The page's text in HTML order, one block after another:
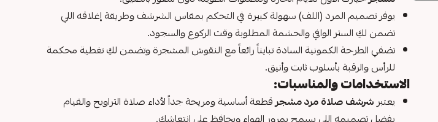
يوفر تصميم المرد (اللف) سهولة كبيرة في التحكم بمقاس الشرشف وطريقة إغلاقه اللي
تضمن لكِ الستر الوافي والحشمة المطلوبة وقت الركوع والسجود.
تضفي الطرحة الكمونية السادة تبايناً رائعاً مع النقوش المشجرة وتضمن لكِ تغطية محكمة
للرأس والرقبة بأسلوب ثابت وأنيق.
الاستخدامات والمناسبات:
يعتبرشرشف صلاة مرد مشجرقطعة أساسية ومريحة جداً لأداء صلاة التراويح والقيام